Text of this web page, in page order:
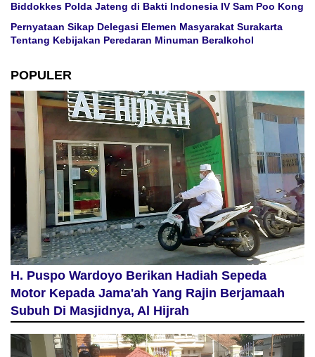
Biddokkes Polda Jateng di Bakti Indonesia IV Sam Poo Kong
Pernyataan Sikap Delegasi Elemen Masyarakat Surakarta
Tentang Kebijakan Peredaran Minuman Beralkohol
POPULER
H. Puspo Wardoyo Berikan Hadiah Sepeda
Motor Kepada Jama'ah Yang Rajin Berjamaah
Subuh Di Masjidnya, Al Hijrah